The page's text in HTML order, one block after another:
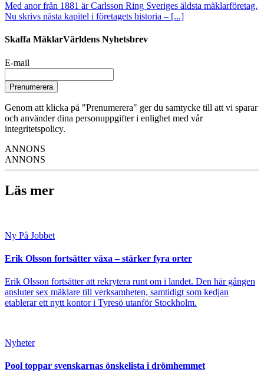
Med anor från 1881 är Carlsson Ring Sveriges äldsta mäklarföretag.
Nu skrivs nästa kapitel i företagets historia – [...]
Skaffa MäklarVärldens Nyhetsbrev
E-mail
Prenumerera
Genom att klicka på "Prenumerera" ger du samtycke till att vi sparar
och använder dina personuppgifter i enlighet med vår
integritetspolicy.
ANNONS
ANNONS
Läs mer
Ny På Jobbet
Erik Olsson fortsätter växa – stärker fyra orter
Erik Olsson fortsätter att rekrytera runt om i landet. Den här gången
ansluter sex mäklare till verksamheten, samtidigt som kedjan
etablerar ett nytt kontor i Tyresö utanför Stockholm.
Nyheter
Pool toppar svenskarnas önskelista i drömhemmet